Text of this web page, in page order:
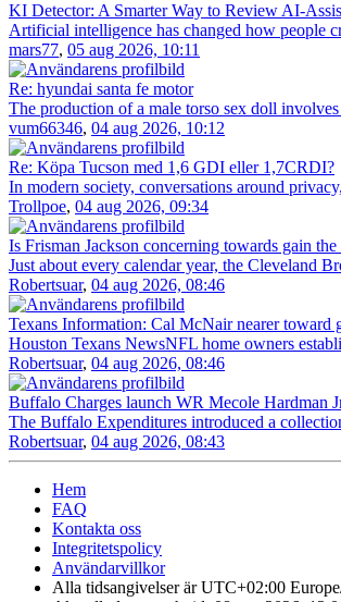
KI Detector: A Smarter Way to Review AI-
Artificial intelligence has changed how people
mars77, 05 aug 2026, 10:11
Re: hyundai santa fe motor
The production of a male torso sex doll
vum66346, 04 aug 2026, 10:12
Re: Köpa Tucson med 1,6 GDI eller 1,7CRDI?
In modern society, conversations around
Trollpoe, 04 aug 2026, 09:34
Is Frisman Jackson concerning towards gain the
Just about every calendar year, the Cleveland
Robertsuar, 04 aug 2026, 08:46
Texans Information: Cal McNair nearer toward
Houston Texans NewsNFL home owners
Robertsuar, 04 aug 2026, 08:46
Buffalo Charges launch WR Mecole Hardman
The Buffalo Expenditures introduced a
Robertsuar, 04 aug 2026, 08:43
Hem
FAQ
Kontakta oss
Integritetspolicy
Användarvillkor
Alla tidsangivelser är UTC+02:00